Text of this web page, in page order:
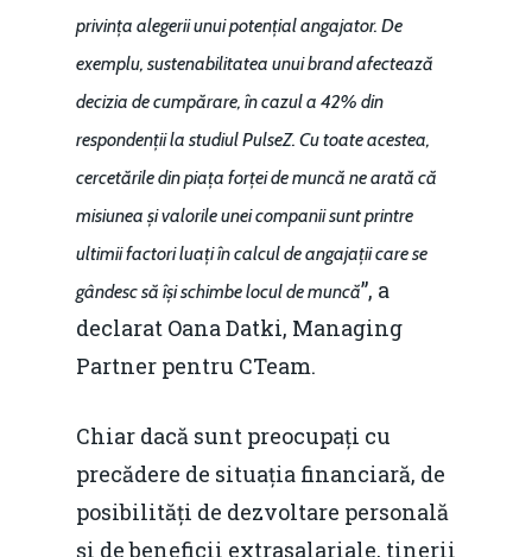
privința alegerii unui potențial angajator. De
exemplu, sustenabilitatea unui brand afectează
decizia de cumpărare, în cazul a 42% din
respondenții la studiul PulseZ. Cu toate acestea,
cercetările din piața forței de muncă ne arată că
misiunea și valorile unei companii sunt printre
ultimii factori luați în calcul de angajații care se
gândesc să își schimbe locul de muncă”, a
declarat Oana Datki, Managing
Partner pentru CTeam.
Chiar dacă sunt preocupați cu
precădere de situația financiară, de
posibilități de dezvoltare personală
și de beneficii extrasalariale, tinerii